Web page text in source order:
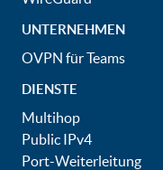
UNTERNEHMEN
OVPN für Teams
DIENSTE
Multihop
Public IPv4
Port-Weiterleitung